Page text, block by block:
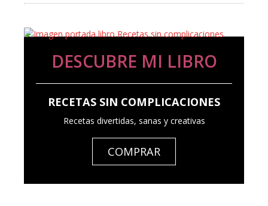
DESCUBRE MI LIBRO
RECETAS SIN COMPLICACIONES
Recetas divertidas, sanas y creativas
COMPRAR